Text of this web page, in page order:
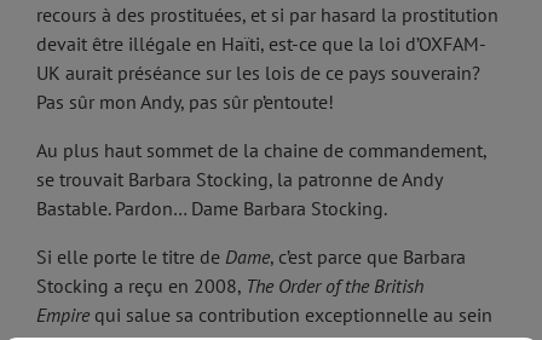
recours à des prostituées, et si par hasard la prostitution
devait être illégale en Haïti, est-ce que la loi d’OXFAM-
UK aurait préséance sur les lois de ce pays souverain?
Pas sûr mon Andy, pas sûr p’entoute!
Au plus haut sommet de la chaine de commandement,
se trouvait Barbara Stocking, la patronne de Andy
Bastable. Pardon… Dame Barbara Stocking.
Si elle porte le titre de Dame, c’est parce que Barbara
Stocking a reçu en 2008, The Order of the British
Empire qui salue sa contribution exceptionnelle au sein